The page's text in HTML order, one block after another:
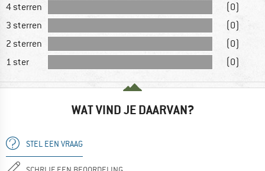
4 sterren
(0)
3 sterren
(0)
2 sterren
(0)
1 ster
(0)
WAT VIND JE DAARVAN?
STEL EEN VRAAG